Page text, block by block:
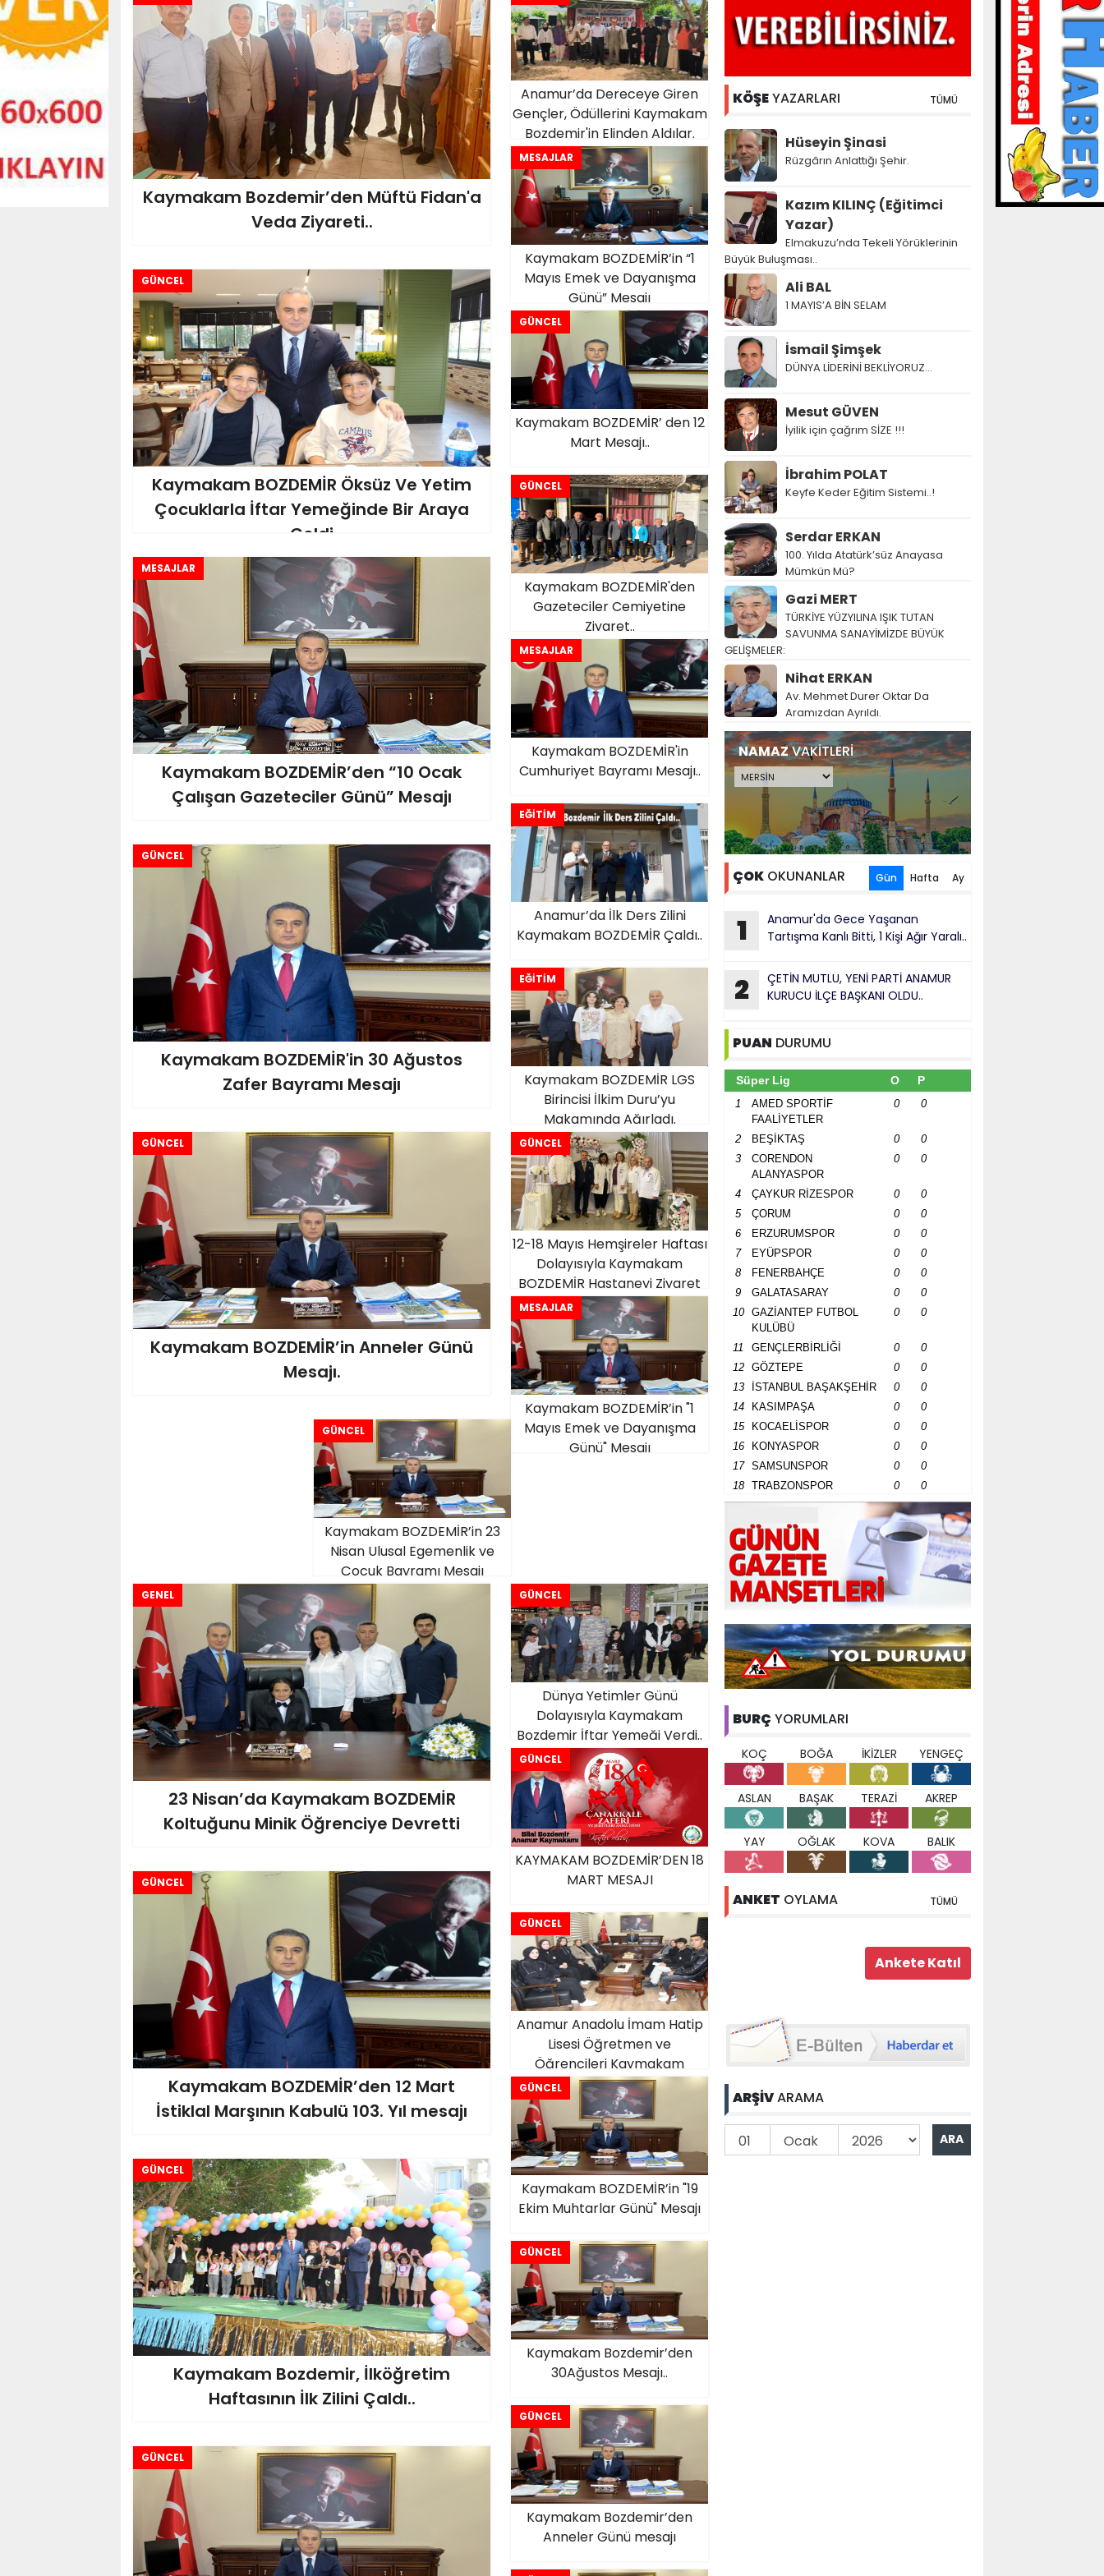
Kaymakam Bozdemir’den Müftü Fidan'a
Veda Ziyareti..
Anamur’da Dereceye Giren
Gençler, Ödüllerini Kaymakam
Bozdemir'in Elinden Aldılar.
MESAJLAR
Kaymakam BOZDEMİR’in “1
Mayıs Emek ve Dayanışma
Günü” Mesajı
GÜNCEL
Kaymakam BOZDEMİR Öksüz Ve Yetim
Çocuklarla İftar Yemeğinde Bir Araya
Geldi
GÜNCEL
Kaymakam BOZDEMİR’ den 12
Mart Mesajı..
GÜNCEL
Kaymakam BOZDEMİR'den
Gazeteciler Cemiyetine
Ziyaret..
MESAJLAR
Kaymakam BOZDEMİR’den “10 Ocak
Çalışan Gazeteciler Günü” Mesajı
MESAJLAR
Kaymakam BOZDEMİR'in
Cumhuriyet Bayramı Mesajı..
EĞİTİM
Anamur’da İlk Ders Zilini
Kaymakam BOZDEMİR Çaldı..
GÜNCEL
Kaymakam BOZDEMİR'in 30 Ağustos
Zafer Bayramı Mesajı
EĞİTİM
Kaymakam BOZDEMİR LGS
Birincisi İlkim Duru’yu
Makamında Ağırladı.
GÜNCEL
12-18 Mayıs Hemşireler Haftası
Dolayısıyla Kaymakam
BOZDEMİR Hastaneyi Ziyaret
Etti..
GÜNCEL
Kaymakam BOZDEMİR’in Anneler Günü
Mesajı.
MESAJLAR
Kaymakam BOZDEMİR’in "1
Mayıs Emek ve Dayanışma
Günü" Mesajı
GÜNCEL
Kaymakam BOZDEMİR’in 23
Nisan Ulusal Egemenlik ve
Çocuk Bayramı Mesajı
GENEL
23 Nisan’da Kaymakam BOZDEMİR
Koltuğunu Minik Öğrenciye Devretti
GÜNCEL
Dünya Yetimler Günü
Dolayısıyla Kaymakam
Bozdemir İftar Yemeği Verdi..
GÜNCEL
KAYMAKAM BOZDEMİR’DEN 18
MART MESAJI
GÜNCEL
Kaymakam BOZDEMİR’den 12 Mart
İstiklal Marşının Kabulü 103. Yıl mesajı
GÜNCEL
Anamur Anadolu İmam Hatip
Lisesi Öğretmen ve
Öğrencileri Kaymakam
Bozdemir’İ Makamında Ziyaret
Etti.
GÜNCEL
Kaymakam BOZDEMİR’in "19
Ekim Muhtarlar Günü" Mesajı
GÜNCEL
Kaymakam Bozdemir, İlköğretim
Haftasının İlk Zilini Çaldı..
GÜNCEL
Kaymakam Bozdemir’den
30Ağustos Mesajı..
GÜNCEL
Kaymakam Bozdemir’den
Anneler Günü mesajı
GÜNCEL
KÖŞEYAZARLARI TÜMÜ
Hüseyin Şinasi
Rüzgârın Anlattığı Şehir.
Kazım KILINÇ (Eğitimci
Yazar)
Elmakuzu’nda Tekeli Yörüklerinin
Büyük Buluşması..
Ali BAL
1 MAYIS’A BİN SELAM
İsmail Şimşek
DÜNYA LİDERİNİ BEKLİYORUZ…
Mesut GÜVEN
İyilik için çağrım SİZE !!!
İbrahim POLAT
Keyfe Keder Eğitim Sistemi..!
Serdar ERKAN
100. Yılda Atatürk’süz Anayasa
Mümkün Mü?
Gazi MERT
TÜRKİYE YÜZYILINA IŞIK TUTAN
SAVUNMA SANAYİMİZDE BÜYÜK
GELİŞMELER:
Nihat ERKAN
Av. Mehmet Durer Oktar Da
Aramızdan Ayrıldı.
NAMAZVAKİTLERİ
ÇOK OKUNANLAR Gün Hafta Ay
1
Anamur'da Gece Yaşanan
Tartışma Kanlı Bitti, 1 Kişi Ağır Yaralı..
2
ÇETİN MUTLU, YENİ PARTİ ANAMUR
KURUCU İLÇE BAŞKANI OLDU..
PUAN DURUMU
Süper Lig O P
1
AMED SPORTİF
FAALİYETLER
0 0
2 BEŞİKTAŞ 0
0
3
CORENDON
ALANYASPOR
0 0
4 ÇAYKUR RİZESPOR 0
0
5
ÇORUM 0
0
6
ERZURUMSPOR 0
0
7
EYÜPSPOR 0
0
8
FENERBAHÇE 0
0
9
GALATASARAY 0
0
10
GAZİANTEP FUTBOL
KULÜBÜ
0 0
11 GENÇLERBİRLİĞİ 0
0
12
GÖZTEPE 0
0
13
İSTANBUL BAŞAKŞEHİR 0
0
14
KASIMPAŞA 0
0
15
KOCAELİSPOR 0
0
16
KONYASPOR 0
0
17
SAMSUNSPOR 0
0
18
TRABZONSPOR 0 0
BURÇ YORUMLARI
KOÇ BOĞA İKİZLER YENGEÇ
ASLAN BAŞAK TERAZİ AKREP
YAY OĞLAK KOVA BALIK
ANKET OYLAMA TÜMÜ
ARŞİVARAMA